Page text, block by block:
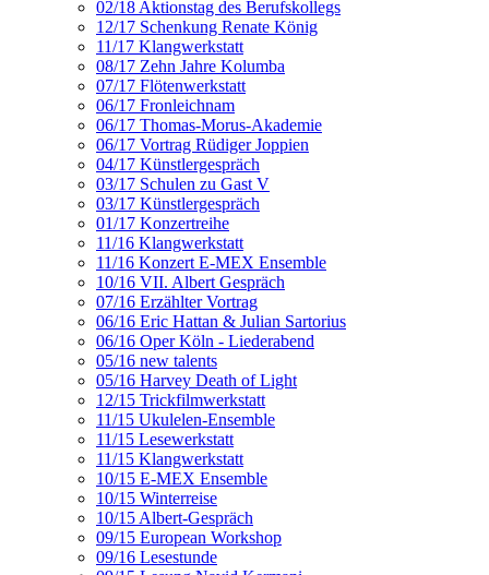
02/18 Aktionstag des Berufskollegs
12/17 Schenkung Renate König
11/17 Klangwerkstatt
08/17 Zehn Jahre Kolumba
07/17 Flötenwerkstatt
06/17 Fronleichnam
06/17 Thomas-Morus-Akademie
06/17 Vortrag Rüdiger Joppien
04/17 Künstlergespräch
03/17 Schulen zu Gast V
03/17 Künstlergespräch
01/17 Konzertreihe
11/16 Klangwerkstatt
11/16 Konzert E-MEX Ensemble
10/16 VII. Albert Gespräch
07/16 Erzählter Vortrag
06/16 Eric Hattan & Julian Sartorius
06/16 Oper Köln - Liederabend
05/16 new talents
05/16 Harvey Death of Light
12/15 Trickfilmwerkstatt
11/15 Ukulelen-Ensemble
11/15 Lesewerkstatt
11/15 Klangwerkstatt
10/15 E-MEX Ensemble
10/15 Winterreise
10/15 Albert-Gespräch
09/15 European Workshop
09/16 Lesestunde